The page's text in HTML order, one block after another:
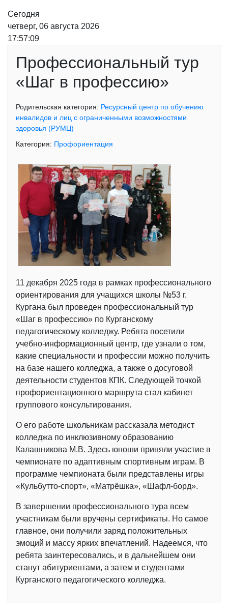
Сегодня
четверг, 06 августа 2026
17:57:10
Профессиональный тур
«Шаг в профессию»
Родительская категория: Ресурсный центр по обучению
инвалидов и лиц с ограниченными возможностями
здоровья (РУМЦ)
Категория: Профориентация
11 декабря 2025 года в рамках профессионального
ориентирования для учащихся школы №53 г.
Кургана был проведен профессиональный тур
«Шаг в профессию» по Курганскому
педагогическому колледжу. Ребята посетили
учебно-информационный центр, где узнали о том,
какие специальности и профессии можно получить
на базе нашего колледжа, а также о досуговой
деятельности студентов КПК. Следующей точкой
профориентационного маршрута стал кабинет
группового консультирования.
О его работе школьникам рассказала методист
колледжа по инклюзивному образованию
Калашникова М.В. Здесь юноши приняли участие в
чемпионате по адаптивным спортивным играм. В
программе чемпионата были представлены игры
«Кульбутто-спорт», «Матрёшка», «Шафл-борд».
В завершении профессионального тура всем
участникам были вручены сертификаты. Но самое
главное, они получили заряд положительных
эмоций и массу ярких впечатлений. Надеемся, что
ребята заинтересовались, и в дальнейшем они
станут абитуриентами, а затем и студентами
Курганского педагогического колледжа.